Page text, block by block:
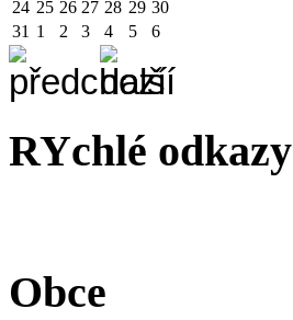
24 25 26 27 28 29 30
31 1 2 3 4 5 6
RYchlé odkazy
Obce